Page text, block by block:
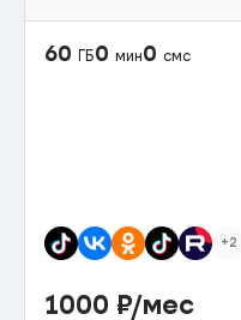
60 ГБ0 мин0 смс
+2
1000 ₽/мес